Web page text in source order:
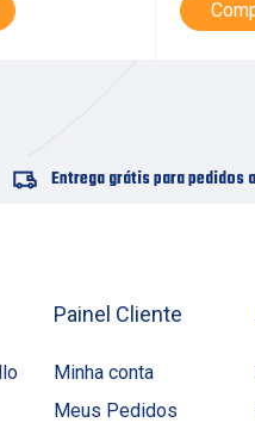
Entrega grátis para pedidos
Painel Cliente
Minha conta
Meus Pedidos